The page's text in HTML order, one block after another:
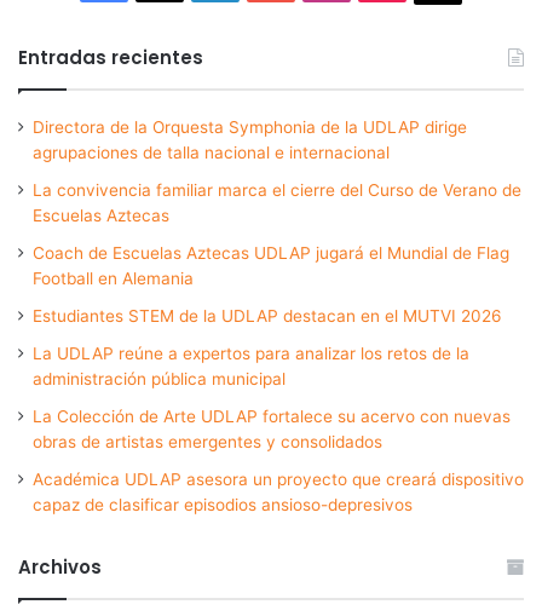
Entradas recientes
Directora de la Orquesta Symphonia de la UDLAP dirige
agrupaciones de talla nacional e internacional
La convivencia familiar marca el cierre del Curso de Verano de
Escuelas Aztecas
Coach de Escuelas Aztecas UDLAP jugará el Mundial de Flag
Football en Alemania
Estudiantes STEM de la UDLAP destacan en el MUTVI 2026
La UDLAP reúne a expertos para analizar los retos de la
administración pública municipal
La Colección de Arte UDLAP fortalece su acervo con nuevas
obras de artistas emergentes y consolidados
Académica UDLAP asesora un proyecto que creará dispositivo
capaz de clasificar episodios ansioso-depresivos
Archivos